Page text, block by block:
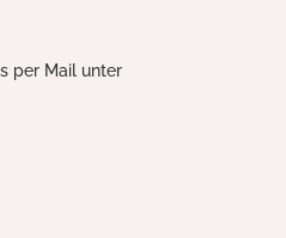
per Mail unter